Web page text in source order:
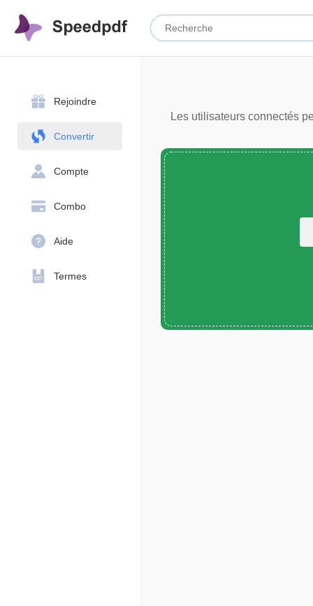
Rejoindre
Convertir
Compte
Combo
Aide
Termes
Les utilisateurs connectés